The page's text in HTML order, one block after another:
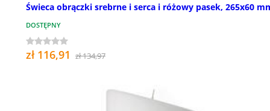
Świeca obrączki srebrne i serca i różowy pasek, 265x60
DOSTĘPNY
zł 116,91 zł 134,97